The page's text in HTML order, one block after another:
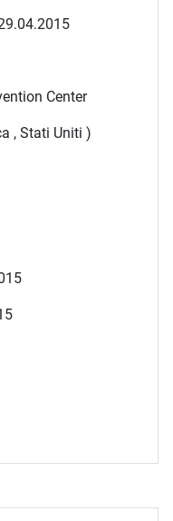
Center
, Stati Uniti )